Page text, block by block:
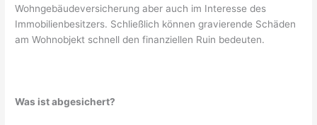
Wohngebäudeversicherung aber auch im Interesse des
Immobilienbesitzers. Schließlich können gravierende Schäden
am Wohnobjekt schnell den finanziellen Ruin bedeuten.
Was ist abgesichert?